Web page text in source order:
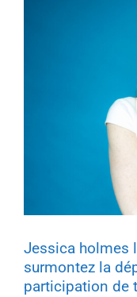
Jessica holmes
surmontez la
participation de